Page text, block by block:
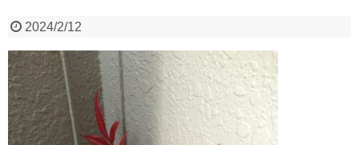
2024/2/12